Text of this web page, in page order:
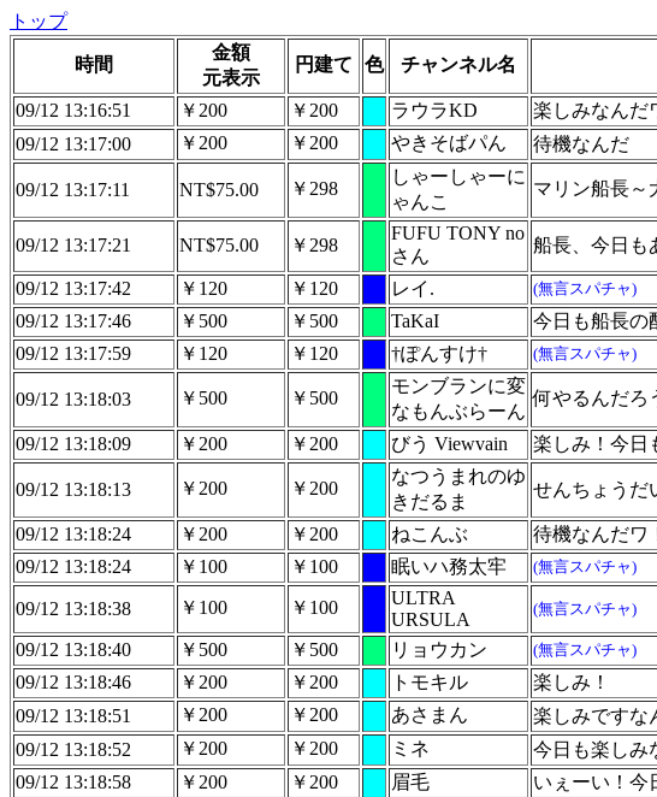
トップ
時間
金額
元表示
円建て 色 チャンネル名
09/12 13:16:51 ￥200 ￥200 ラウラKD
楽しみなんだ
09/12 13:17:00
￥200 ￥200 やきそばパん 待機なんだ
09/12 13:17:11 NT$75.00 ￥298
しゃーしゃーに
ゃんこ
マリン船長～
09/12 13:17:21 NT$75.00 ￥298
FUFU TONY no
さん
船長、今日も
09/12 13:17:42 ￥120 ￥120 レイ. (無言スパチャ)
09/12 13:17:46 ￥500 ￥500 TaKaI
今日も船長の
09/12 13:17:59
￥120 ￥120 †ぽんすけ† (無言スパチャ)
09/12 13:18:03 ￥500 ￥500
モンブランに変
なもんぶらーん
何やるんだろ
09/12 13:18:09 ￥200 ￥200 びう Viewvain 楽しみ！今日
09/12 13:18:13 ￥200 ￥200
なつうまれのゆ
きだるま
せんちょうだ
09/12 13:18:24 ￥200 ￥200 ねこんぶ
待機なんだワ
09/12 13:18:24
￥100 ￥100 眠いハ務太牢 (無言スパチャ)
09/12 13:18:38 ￥100 ￥100
ULTRA
URSULA
(無言スパチャ)
09/12 13:18:40 ￥500 ￥500 リョウカン (無言スパチャ)
09/12 13:18:46 ￥200 ￥200 トモキル
楽しみ！
09/12 13:18:51
￥200 ￥200 あさまん
楽しみですな
09/12 13:18:52
￥200 ￥200 ミネ 今日も楽しみ
09/12 13:18:58
￥200 ￥200 眉毛
いぇーい！今